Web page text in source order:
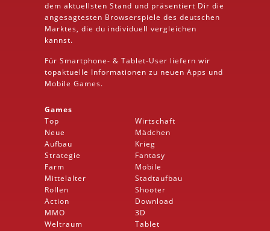
dem aktuellsten Stand und präsentiert Dir die
angesagtesten Browserspiele des deutschen
Marktes, die du individuell vergleichen
kannst.
Für Smartphone- & Tablet-User liefern wir
topaktuelle Informationen zu neuen Apps und
Mobile Games.
Games
Top
Neue
Aufbau
Strategie
Farm
Mittelalter
Rollen
Action
MMO
Weltraum
Wirtschaft
Mädchen
Krieg
Fantasy
Mobile
Stadtaufbau
Shooter
Download
3D
Tablet